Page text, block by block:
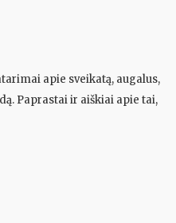
apie sveikatą, augalus,
Paprastai ir aiškiai apie tai,